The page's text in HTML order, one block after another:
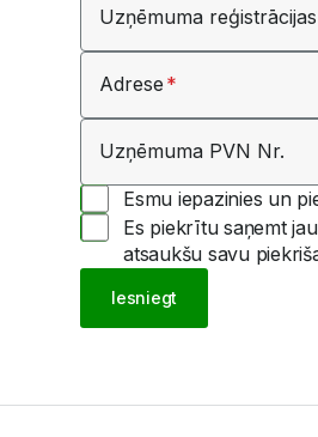
Uzņēmuma
Adrese
Uzņēmuma PVN Nr.
Esmu iepazinies un
Es piekrītu saņemt
atsaukšu savu
Iesniegt